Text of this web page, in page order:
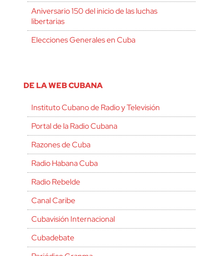
Aniversario 150 del inicio de las luchas
libertarias
Elecciones Generales en Cuba
DE LA WEB CUBANA
Instituto Cubano de Radio y Televisión
Portal de la Radio Cubana
Razones de Cuba
Radio Habana Cuba
Radio Rebelde
Canal Caribe
Cubavisión Internacional
Cubadebate